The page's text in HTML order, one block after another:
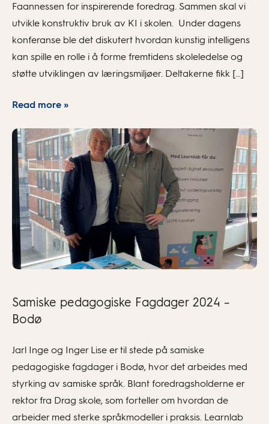
Faannessen for inspirerende foredrag. Sammen skal vi
utvikle konstruktiv bruk av KI i skolen. Under dagens
konferanse ble det diskutert hvordan kunstig intelligens
kan spille en rolle i å forme fremtidens skoleledelse og
støtte utviklingen av læringsmiljøer. Deltakerne fikk […]
Read more »
Samiske pedagogiske Fagdager 2024 –
Bodø
Jarl Inge og Inger Lise er til stede på samiske
pedagogiske fagdager i Bodø, hvor det arbeides med
styrking av samiske språk. Blant foredragsholderne er
rektor fra Drag skole, som forteller om hvordan de
arbeider med sterke språkmodeller i praksis. Learnlab